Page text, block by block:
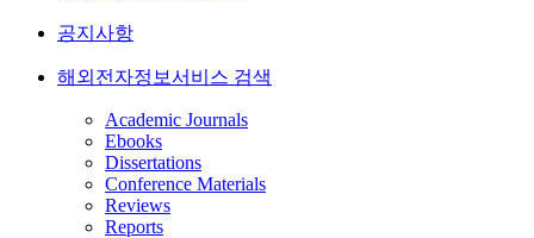
공지사항
해외전자정보서비스 검색
Academic Journals
Ebooks
Dissertations
Conference Materials
Reviews
Reports